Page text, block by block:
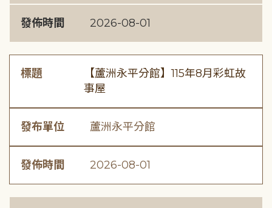
發佈時間 2026-08-01
標題
【蘆洲永平分館】115年8月彩虹故
事屋
發布單位 蘆洲永平分館
發佈時間 2026-08-01